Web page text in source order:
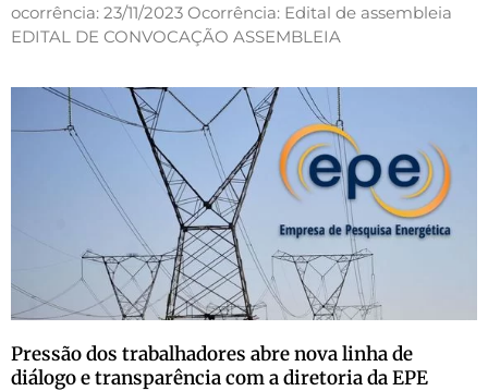
ocorrência: 23/11/2023 Ocorrência: Edital de assembleia
EDITAL DE CONVOCAÇÃO ASSEMBLEIA
Pressão dos trabalhadores abre nova linha de
diálogo e transparência com a diretoria da EPE